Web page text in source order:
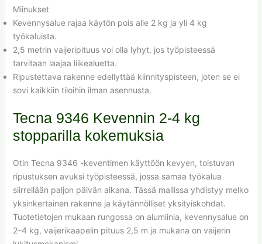
Miinukset
Kevennysalue rajaa käytön pois alle 2 kg ja yli 4 kg
työkaluista.
2,5 metrin vaijeripituus voi olla lyhyt, jos työpisteessä
tarvitaan laajaa liikealuetta.
Ripustettava rakenne edellyttää kiinnityspisteen, joten se ei
sovi kaikkiin tiloihin ilman asennusta.
Tecna 9346 Kevennin 2-4 kg
stopparilla kokemuksia
Otin Tecna 9346 -keventimen käyttöön kevyen, toistuvan
ripustuksen avuksi työpisteessä, jossa samaa työkalua
siirrellään paljon päivän aikana. Tässä mallissa yhdistyy melko
yksinkertainen rakenne ja käytännölliset yksityiskohdat.
Tuotetietojen mukaan rungossa on alumiinia, kevennysalue on
2–4 kg, vaijerikaapelin pituus 2,5 m ja mukana on vaijerin